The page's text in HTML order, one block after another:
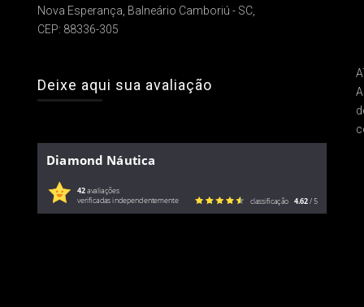
Nova Esperança, Balneário Camboriú - SC,
CEP: 88336-305
Deixe aqui sua avaliação
Diamond Náutica
42avaliações
verificadas independentemente classificação 4.62/ 5